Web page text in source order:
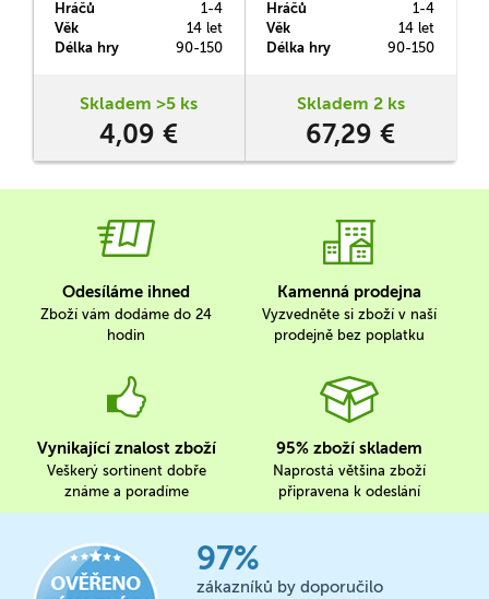
Hráčů
1-4
Věk
14 let
Délka hry
90-150
Skladem >5 ks
4,09 €
zoo. Spokojení návštěvníci
jsou sice důležití, vy však
nezapomínáte ani na
úsilí - totiž na vypouštění
plnění různých
Hráčů
1-4
Věk
14 let
Délka hry
90-150
Skladem 2 ks
67,29 €
Odesíláme ihned
Zboží vám dodáme do 24
hodin
Kamenná prodejna
Vyzvedněte si zboží v naší
prodejně bez poplatku
Vynikající znalost zboží
Veškerý sortinent dobře
známe a poradíme
95% zboží skladem
Naprostá většina zboží
připravena k odeslání
97%
zákazníků by doporučilo